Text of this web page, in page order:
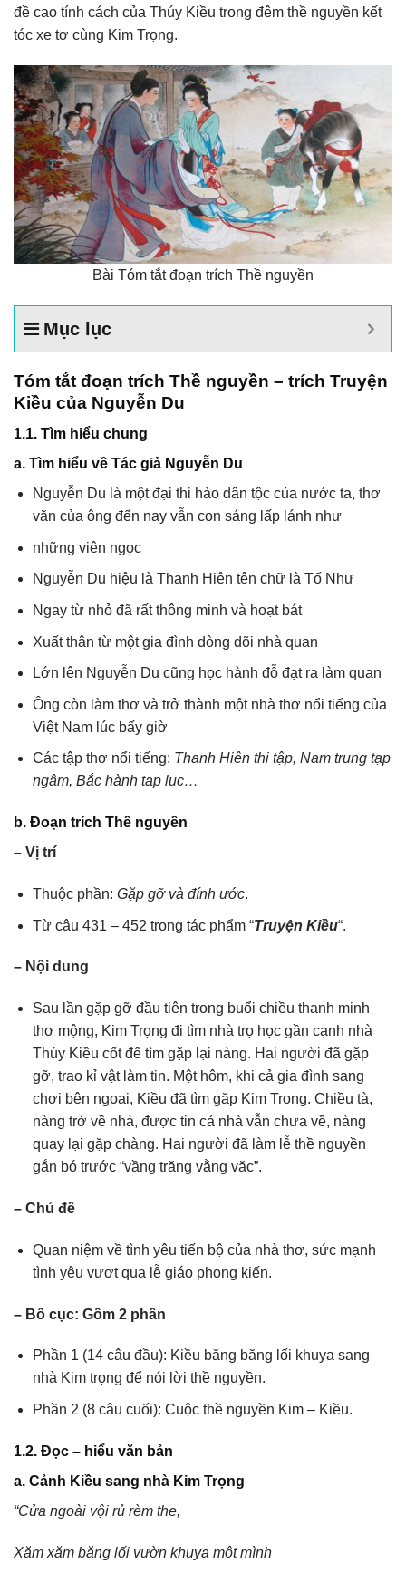
đề cao tính cách của Thúy Kiều trong đêm thề nguyền kết
tóc xe tơ cùng Kim Trọng.
Bài Tóm tắt đoạn trích Thề nguyền
Mục lục
Tóm tắt đoạn trích Thề nguyền – trích Truyện
Kiều của Nguyễn Du
1.1. Tìm hiểu chung
a. Tìm hiểu về Tác giả Nguyễn Du
Nguyễn Du là một đại thi hào dân tộc của nước ta, thơ
văn của ông đến nay vẫn con sáng lấp lánh như
những viên ngọc
Nguyễn Du hiệu là Thanh Hiên tên chữ là Tố Như
Ngay từ nhỏ đã rất thông minh và hoạt bát
Xuất thân từ một gia đình dòng dõi nhà quan
Lớn lên Nguyễn Du cũng học hành đỗ đạt ra làm quan
Ông còn làm thơ và trở thành một nhà thơ nổi tiếng của
Việt Nam lúc bấy giờ
Các tập thơ nổi tiếng: Thanh Hiên thi tập, Nam trung tạp
ngâm, Bắc hành tạp lục…
b. Đoạn trích Thề nguyền
– Vị trí
Thuộc phần: Gặp gỡ và đính ước.
Từ câu 431 – 452 trong tác phẩm “Truyện Kiều“.
– Nội dung
Sau lần gặp gỡ đầu tiên trong buổi chiều thanh minh
thơ mộng, Kim Trọng đi tìm nhà trọ học gần cạnh nhà
Thúy Kiều cốt để tìm gặp lại nàng. Hai người đã gặp
gỡ, trao kỉ vật làm tin. Một hôm, khi cả gia đình sang
chơi bên ngoại, Kiều đã tìm gặp Kim Trọng. Chiều tà,
nàng trở về nhà, được tin cả nhà vẫn chưa về, nàng
quay lại gặp chàng. Hai người đã làm lễ thề nguyền
gắn bó trước “vầng trăng vằng vặc”.
– Chủ đề
Quan niệm về tình yêu tiến bộ của nhà thơ, sức mạnh
tình yêu vượt qua lễ giáo phong kiến.
– Bố cục: Gồm 2 phần
Phần 1 (14 câu đầu): Kiều băng băng lối khuya sang
nhà Kim trọng để nói lời thề nguyền.
Phần 2 (8 câu cuối): Cuộc thề nguyền Kim – Kiều.
1.2. Đọc – hiểu văn bản
a. Cảnh Kiều sang nhà Kim Trọng
“Cửa ngoài vội rủ rèm the,
Xăm xăm băng lối vườn khuya một mình